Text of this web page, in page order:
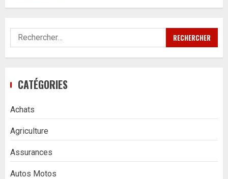
Rechercher :
CATÉGORIES
Achats
Agriculture
Assurances
Autos Motos